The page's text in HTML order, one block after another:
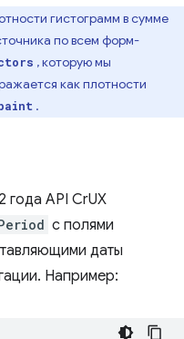
гистограмм в сумме
по всем форм-
, которую мы
как плотности
.
года API CrUX
с полями
даты
Например: